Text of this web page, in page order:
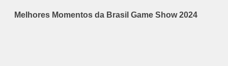
Melhores Momentos da Brasil Game Show 2024